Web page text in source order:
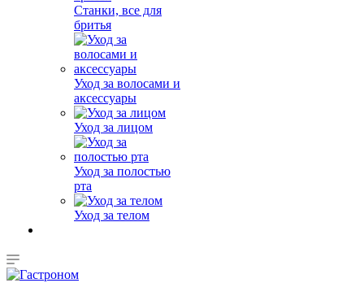
Станки, все для
бритья
Уход за волосами и
аксессуары
Уход за лицом
Уход за полостью
рта
Уход за телом